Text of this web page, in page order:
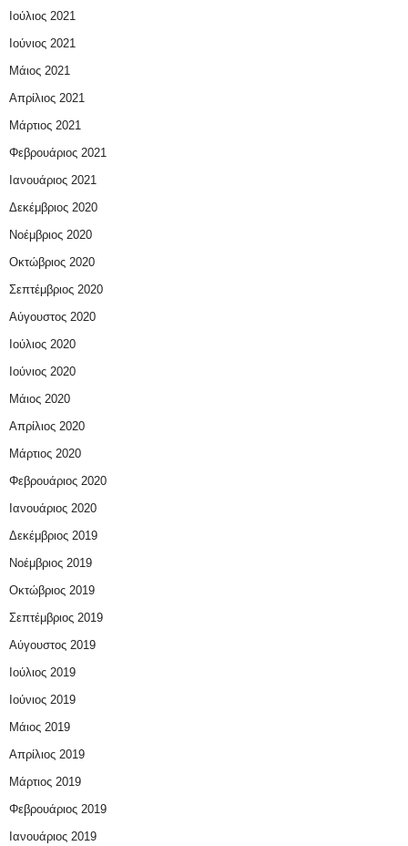
Ιούλιος 2021
Ιούνιος 2021
Μάιος 2021
Απρίλιος 2021
Μάρτιος 2021
Φεβρουάριος 2021
Ιανουάριος 2021
Δεκέμβριος 2020
Νοέμβριος 2020
Οκτώβριος 2020
Σεπτέμβριος 2020
Αύγουστος 2020
Ιούλιος 2020
Ιούνιος 2020
Μάιος 2020
Απρίλιος 2020
Μάρτιος 2020
Φεβρουάριος 2020
Ιανουάριος 2020
Δεκέμβριος 2019
Νοέμβριος 2019
Οκτώβριος 2019
Σεπτέμβριος 2019
Αύγουστος 2019
Ιούλιος 2019
Ιούνιος 2019
Μάιος 2019
Απρίλιος 2019
Μάρτιος 2019
Φεβρουάριος 2019
Ιανουάριος 2019